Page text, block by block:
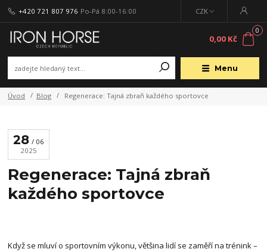
Menu
CZK
+420 721 807 976 Po-Pá 8:00-16:00
0
0,00 Kč
Úvod Blog Regenerace: Tajná zbraň každého sportovce
28
06
2025
Regenerace: Tajná zbraň
každého sportovce
Když se mluví o sportovním výkonu, většina lidí se zaměří na trénink –